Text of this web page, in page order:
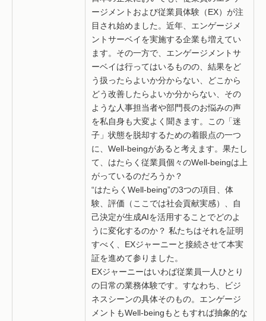
ージメントおよび従業員体験（EX）が注
目され始めました。近年、エンゲージメ
ントサーベイを実施する企業も増えてい
ます。その一方で、エンゲージメントサ
ーベイは行ってはいるものの、結果をど
う扱ったらよいか分からない、どこから
どう改善したらよいか分からない、その
ような人事担当者や部門長のお悩みの声
を私自身も大変よく聞きます。この「迷
子」状態を脱却するための着眼点の一つ
に、Well-beingがあると考えます。果たし
て、はたらく従業員個々のWell-beingは上
がっているのだろうか？
“はたらくWell-being”の3つの項目、体
験、評価（ここでは社会貢献実感）、自
己決定が生成AIを活用することでどのよ
うに変化するのか？ 私たちはそれを証明
すべく、EXジャーニーと接続させて本実
証を進めて参りました。
EXジャーニーはいわば従業員一人ひとり
の日常の業務体験です。すなわち、ビジ
ネスシーンの具体そのもの。エンゲージ
メントもWell-beingもともすれば抽象的な